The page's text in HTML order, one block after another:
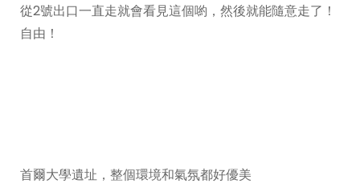
從2號出口一直走就會看見這個喲，然後就能隨意走了！
自由！
首爾大學遺址，整個環境和氣氛都好優美